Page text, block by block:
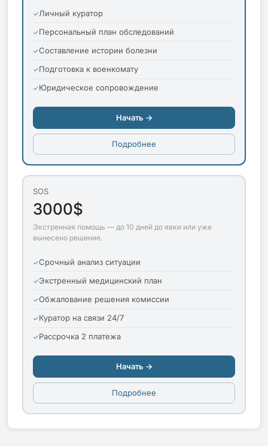
Личный куратор
Персональный план обследований
Составление истории болезни
Подготовка к военкомату
Юридическое сопровождение
Начать →
Подробнее
SOS
3000$
Экстренная помощь — до 10 дней до явки или уже
вынесено решение.
Срочный анализ ситуации
Экстренный медицинский план
Обжалование решения комиссии
Куратор на связи 24/7
Рассрочка 2 платежа
Начать →
Подробнее